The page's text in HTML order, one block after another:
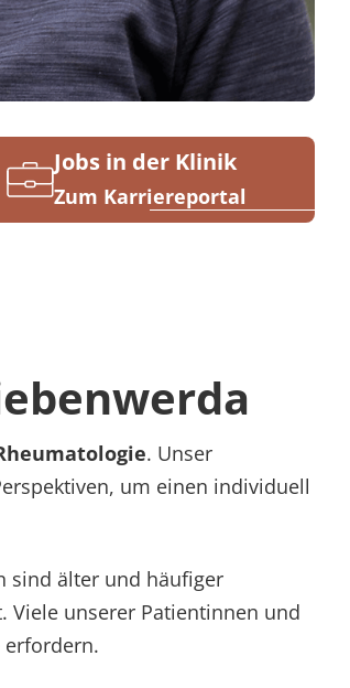
Jobs in der Klinik
Zum Karriereportal
. Unser
um einen individuell
sind älter und häufiger
Viele unserer Patientinnen und
erfordern.